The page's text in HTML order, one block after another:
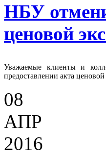
НБУ
ценовой
Уважаемые клиенты и
предоставлении акта
08
АПР
2016